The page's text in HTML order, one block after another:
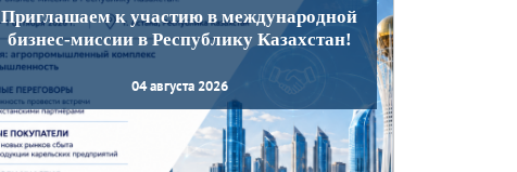
Приглашаем к участию в международной
бизнес-миссии в Республику Казахстан!
04 августа 2026